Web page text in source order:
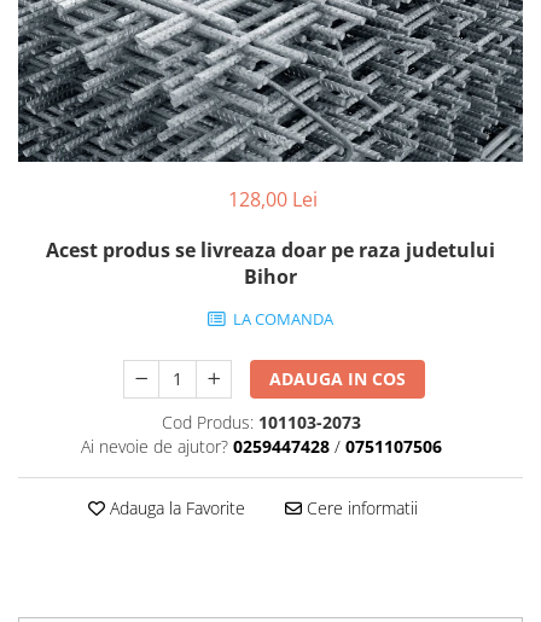
Adezivi placări
Împrejmuire
Panouri bordurate
Plasă gard
Stâlpi și cleme
Vopsele spray
Sisteme de nivelare
Canciocuri și mistrii
Driști și gletiere
Șpacluri și mixere
Scule zugrăvit
128,00 Lei
Acest produs se livreaza doar pe raza judetului
Bihor
LA COMANDA
ADAUGA IN COS
Cod Produs: 101103-2073
Ai nevoie de ajutor? 0259447428 / 0751107506
Adauga la Favorite Cere informatii